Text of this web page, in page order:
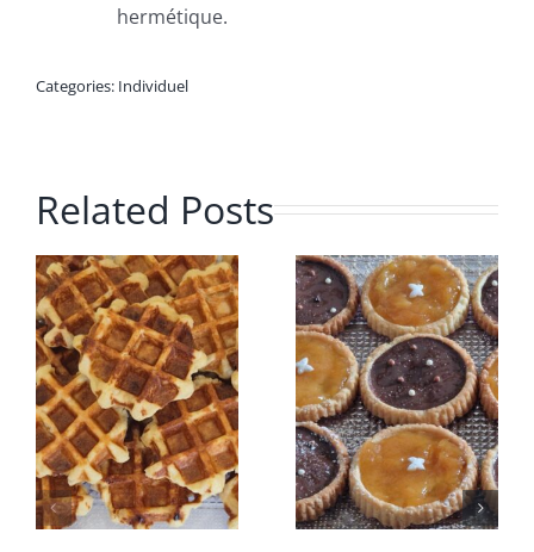
hermétique.
Categories: Individuel
Related Posts